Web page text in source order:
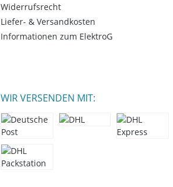
Widerrufsrecht
Liefer- & Versandkosten
Informationen zum ElektroG
WIR VERSENDEN MIT: